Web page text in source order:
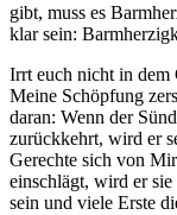
gibt, muss es
klar sein:
Irrt euch nicht in dem
Meine Schöpfung
daran: Wenn der
zurückkehrt, wird er
Gerechte sich von
einschlägt, wird er
sein und viele Erste